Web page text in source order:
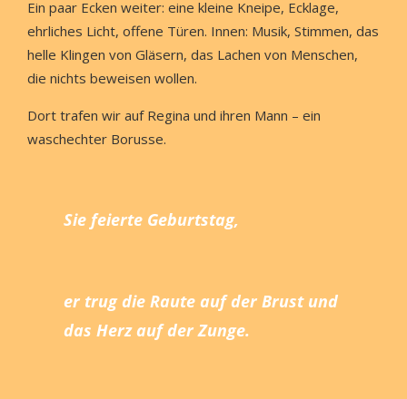
Ein paar Ecken weiter: eine kleine Kneipe, Ecklage,
ehrliches Licht, offene Türen. Innen: Musik, Stimmen, das
helle Klingen von Gläsern, das Lachen von Menschen,
die nichts beweisen wollen.
Dort trafen wir auf Regina und ihren Mann – ein
waschechter Borusse.
Sie feierte Geburtstag,
er trug die Raute auf der Brust und
das Herz auf der Zunge.